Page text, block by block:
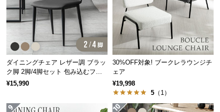
経
路
つ
い
て
返
キ
ダイニングチェア レザー調 ブラッ
ク脚 2脚/4脚セット 包み込むフォ
ルム
¥15,990
30%OFF対象! ブークレラウンジチ
ェア
¥19,998
5 （1）